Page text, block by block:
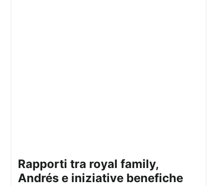
rapporti tra royal family,
Andrés e iniziative benefiche